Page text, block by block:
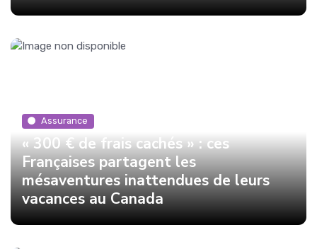
Assurance
« 300 € de frais cachés » : ces
Françaises partagent les
mésaventures inattendues de leurs
vacances au Canada